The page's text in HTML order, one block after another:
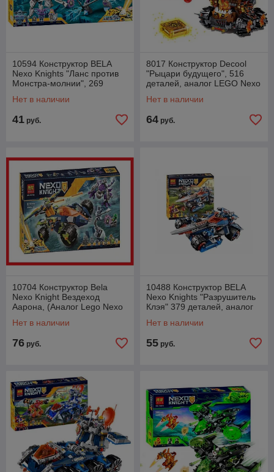
10594 Конструктор BELA
Nexo Knights "Ланс против
Монстра-молнии", 269
Knights 70359
Нет в наличии
41 руб.
8017 Конструктор Decool
"Рыцари будущего", 516
деталей, аналог LEGO Nexo
Нет в наличии
64 руб.
10704 Конструктор Bela
Nexo Knight Вездеход
Аарона, (Аналог Lego Nexo
Нет в наличии
76 руб.
10488 Конструктор BELA
Nexo Knights "Разрушитель
Клэя" 379 деталей, аналог
Нет в наличии
55 руб.